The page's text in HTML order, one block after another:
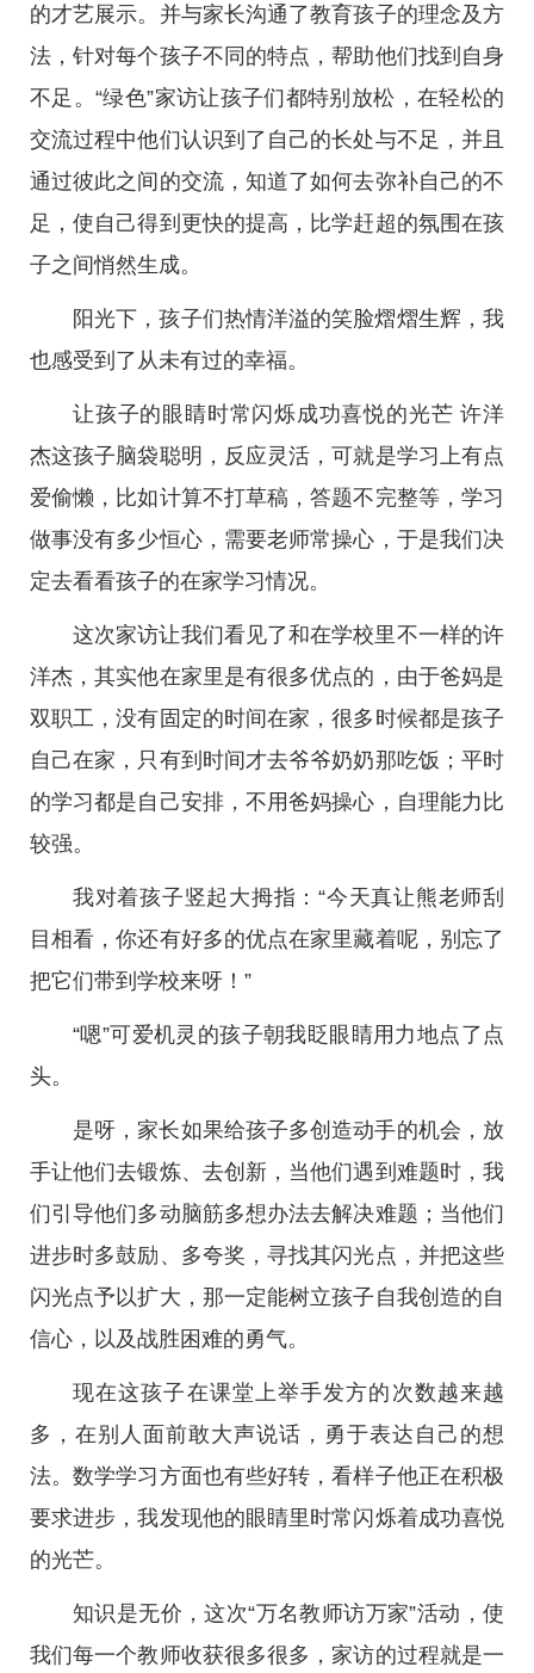
的才艺展示。并与家长沟通了教育孩子的理念及方
法，针对每个孩子不同的特点，帮助他们找到自身
不足。“绿色”家访让孩子们都特别放松，在轻松的
交流过程中他们认识到了自己的长处与不足，并且
通过彼此之间的交流，知道了如何去弥补自己的不
足，使自己得到更快的提高，比学赶超的氛围在孩
子之间悄然生成。
阳光下，孩子们热情洋溢的笑脸熠熠生辉，我
也感受到了从未有过的幸福。
让孩子的眼睛时常闪烁成功喜悦的光芒 许洋
杰这孩子脑袋聪明，反应灵活，可就是学习上有点
爱偷懒，比如计算不打草稿，答题不完整等，学习
做事没有多少恒心，需要老师常操心，于是我们决
定去看看孩子的在家学习情况。
这次家访让我们看见了和在学校里不一样的许
洋杰，其实他在家里是有很多优点的，由于爸妈是
双职工，没有固定的时间在家，很多时候都是孩子
自己在家，只有到时间才去爷爷奶奶那吃饭；平时
的学习都是自己安排，不用爸妈操心，自理能力比
较强。
我对着孩子竖起大拇指：“今天真让熊老师刮
目相看，你还有好多的优点在家里藏着呢，别忘了
把它们带到学校来呀！”
“嗯”可爱机灵的孩子朝我眨眼睛用力地点了点
头。
是呀，家长如果给孩子多创造动手的机会，放
手让他们去锻炼、去创新，当他们遇到难题时，我
们引导他们多动脑筋多想办法去解决难题；当他们
进步时多鼓励、多夸奖，寻找其闪光点，并把这些
闪光点予以扩大，那一定能树立孩子自我创造的自
信心，以及战胜困难的勇气。
现在这孩子在课堂上举手发方的次数越来越
多，在别人面前敢大声说话，勇于表达自己的想
法。数学学习方面也有些好转，看样子他正在积极
要求进步，我发现他的眼睛里时常闪烁着成功喜悦
的光芒。
知识是无价，这次“万名教师访万家”活动，使
我们每一个教师收获很多很多，家访的过程就是一